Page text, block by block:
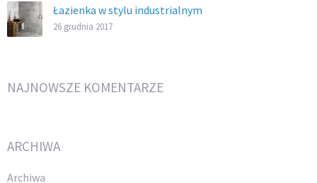
Łazienka w stylu industrialnym
26 grudnia 2017
NAJNOWSZE KOMENTARZE
ARCHIWA
Archiwa